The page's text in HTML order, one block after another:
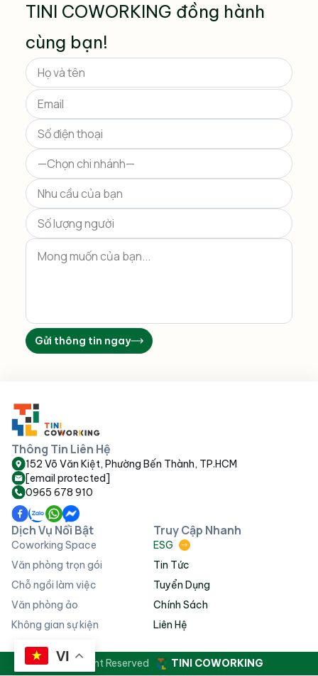
TINI COWORKING đồng hành
cùng bạn!
Please
leave
this
field
empty.
Gửi thông tin ngay
Dịch Vụ Nổi Bật
Coworking Space
Văn phòng trọn gói
Chỗ ngồi làm việc
Văn phòng ảo
Không gian sự kiện
Thông Tin Liên Hệ
152 Võ Văn Kiệt, Phường Bến Thành, TP.HCM
[email protected]
0965 678 910
Truy Cập Nhanh
ESG
Tin Tức
Tuyển Dụng
Chính Sách
Liên Hệ
© All Right Reserved
VI